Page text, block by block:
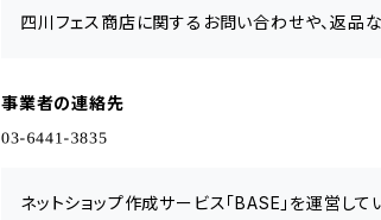
四川フェス商店に関するお問い合わせや、返品な
事業者の連絡先
ネットショップ作成サービス「BASE」を運営し